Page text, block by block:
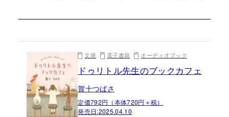
文庫 電子書籍 オーディオブック
ドゥリトル先生のブックカフェ
賀十つばさ
定価792円（本体720円＋税）
発売日:2025.04.10